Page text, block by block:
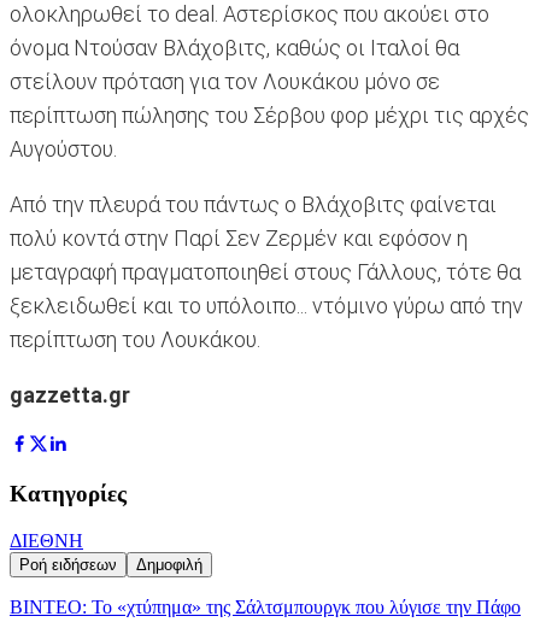
ολοκληρωθεί το deal. Αστερίσκος που ακούει στο
όνομα Ντούσαν Βλάχοβιτς, καθώς οι Ιταλοί θα
στείλουν πρόταση για τον Λουκάκου μόνο σε
περίπτωση πώλησης του Σέρβου φορ μέχρι τις αρχές
Αυγούστου.
Από την πλευρά του πάντως ο Βλάχοβιτς φαίνεται
πολύ κοντά στην Παρί Σεν Ζερμέν και εφόσον η
μεταγραφή πραγματοποιηθεί στους Γάλλους, τότε θα
ξεκλειδωθεί και το υπόλοιπο... ντόμινο γύρω από την
περίπτωση του Λουκάκου.
gazzetta.gr
Κατηγορίες
ΔΙΕΘΝΗ
Ροή ειδήσεων Δημοφιλή
ΒΙΝΤΕΟ: Το «χτύπημα» της Σάλτσμπουργκ που λύγισε την Πάφο